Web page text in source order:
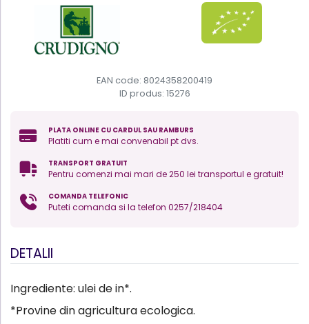
EAN code: 8024358200419
ID produs: 15276
PLATA ONLINE CU CARDUL SAU RAMBURS
Platiti cum e mai convenabil pt dvs.
TRANSPORT GRATUIT
Pentru comenzi mai mari de 250 lei transportul e gratuit!
COMANDA TELEFONIC
Puteti comanda si la telefon 0257/218404
DETALII
Ingrediente: ulei de in*.
*Provine din agricultura ecologica.